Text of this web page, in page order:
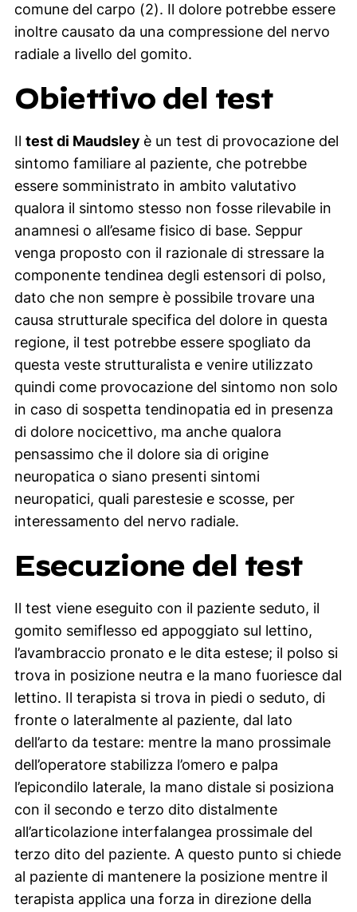
comune del carpo (2). Il dolore potrebbe essere
inoltre causato da una compressione del nervo
radiale a livello del gomito.
Obiettivo del test
Il test di Maudsley è un test di provocazione del
sintomo familiare al paziente, che potrebbe
essere somministrato in ambito valutativo
qualora il sintomo stesso non fosse rilevabile in
anamnesi o all’esame fisico di base. Seppur
venga proposto con il razionale di stressare la
componente tendinea degli estensori di polso,
dato che non sempre è possibile trovare una
causa strutturale specifica del dolore in questa
regione, il test potrebbe essere spogliato da
questa veste strutturalista e venire utilizzato
quindi come provocazione del sintomo non solo
in caso di sospetta tendinopatia ed in presenza
di dolore nocicettivo, ma anche qualora
pensassimo che il dolore sia di origine
neuropatica o siano presenti sintomi
neuropatici, quali parestesie e scosse, per
interessamento del nervo radiale.
Esecuzione del test
Il test viene eseguito con il paziente seduto, il
gomito semiflesso ed appoggiato sul lettino,
l’avambraccio pronato e le dita estese; il polso si
trova in posizione neutra e la mano fuoriesce dal
lettino. Il terapista si trova in piedi o seduto, di
fronte o lateralmente al paziente, dal lato
dell’arto da testare: mentre la mano prossimale
dell’operatore stabilizza l’omero e palpa
l’epicondilo laterale, la mano distale si posiziona
con il secondo e terzo dito distalmente
all’articolazione interfalangea prossimale del
terzo dito del paziente. A questo punto si chiede
al paziente di mantenere la posizione mentre il
terapista applica una forza in direzione della